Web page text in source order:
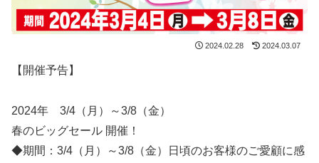
2024.02.28 2024.03.07
【開催予告】
2024年 3/4（月）～3/8（金）
春のビッグセール 開催！
◆期間：3/4（月）～3/8（金）日頃のお客様のご愛顧に感